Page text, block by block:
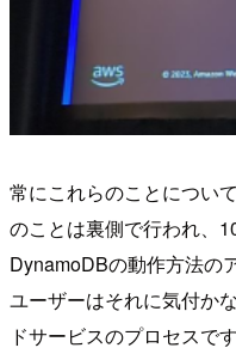
常にこれらのことについ
のことは裏側で行われ、
DynamoDBの動作方法の
ユーザーはそれに気付か
ドサービスのプロセスです